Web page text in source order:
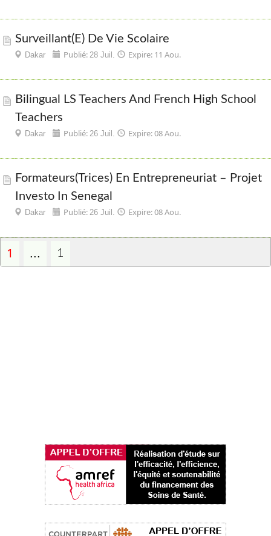
Surveillant(e) De Vie Scolaire
Dakar Publié: 28 Juil. Expire: 11 Aou.
Bilingual LS Teachers And French High School
Teachers
Dakar Publié: 26 Juil. Expire: 08 Aou.
Formateurs(trices) En Entrepreneuriat – Projet
Investo In Senegal
Dakar Publié: 26 Juil. Expire: 08 Aou.
1 ... 1